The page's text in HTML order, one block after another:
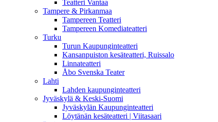
Teatteri Vantaa
Tampere & Pirkanmaa
Tampereen Teatteri
Tampereen Komediateatteri
Turku
Turun Kaupunginteatteri
Kansanpuiston kesäteatteri, Ruissalo
Linnateatteri
Åbo Svenska Teater
Lahti
Lahden kaupunginteatteri
Jyväskylä & Keski-Suomi
Jyväskylän Kaupunginteatteri
Löytänän kesäteatteri | Viitasaari